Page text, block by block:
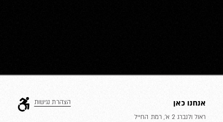
אנחנו כאן
ראול ולנברג 2 א’, רמת החייל
הצהרת נגישות